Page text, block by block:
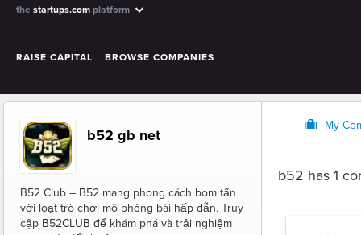
the startups.com platform
RAISE CAPITAL BROWSE COMPANIES
b52 gb net
B52 Club – B52 mang phong cách bom tấn
với loạt trò chơi mô phỏng bài hấp dẫn. Truy
cập B52CLUB để khám phá và trải nghiệm
O My
b52 has 1